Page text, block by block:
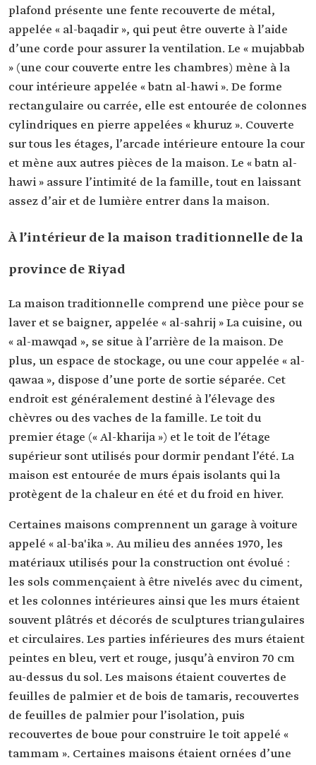
plafond présente une fente recouverte de métal,
appelée « al-baqadir », qui peut être ouverte à l’aide
d’une corde pour assurer la ventilation. Le « mujabbab
» (une cour couverte entre les chambres) mène à la
cour intérieure appelée « batn al-hawi ». De forme
rectangulaire ou carrée, elle est entourée de colonnes
cylindriques en pierre appelées « khuruz ». Couverte
sur tous les étages, l’arcade intérieure entoure la cour
et mène aux autres pièces de la maison. Le « batn al-
hawi » assure l’intimité de la famille, tout en laissant
assez d’air et de lumière entrer dans la maison.
À l’intérieur de la maison traditionnelle de la
province de Riyad
La maison traditionnelle comprend une pièce pour se
laver et se baigner, appelée « al-sahrij » La cuisine, ou
« al-mawqad », se situe à l’arrière de la maison. De
plus, un espace de stockage, ou une cour appelée « al-
qawaa », dispose d’une porte de sortie séparée. Cet
endroit est généralement destiné à l’élevage des
chèvres ou des vaches de la famille. Le toit du
premier étage (« Al-kharija ») et le toit de l’étage
supérieur sont utilisés pour dormir pendant l’été. La
maison est entourée de murs épais isolants qui la
protègent de la chaleur en été et du froid en hiver.
Certaines maisons comprennent un garage à voiture
appelé « al-ba'ika ». Au milieu des années 1970, les
matériaux utilisés pour la construction ont évolué :
les sols commençaient à être nivelés avec du ciment,
et les colonnes intérieures ainsi que les murs étaient
souvent plâtrés et décorés de sculptures triangulaires
et circulaires. Les parties inférieures des murs étaient
peintes en bleu, vert et rouge, jusqu’à environ 70 cm
au-dessus du sol. Les maisons étaient couvertes de
feuilles de palmier et de bois de tamaris, recouvertes
de feuilles de palmier pour l’isolation, puis
recouvertes de boue pour construire le toit appelé «
tammam ». Certaines maisons étaient ornées d’une